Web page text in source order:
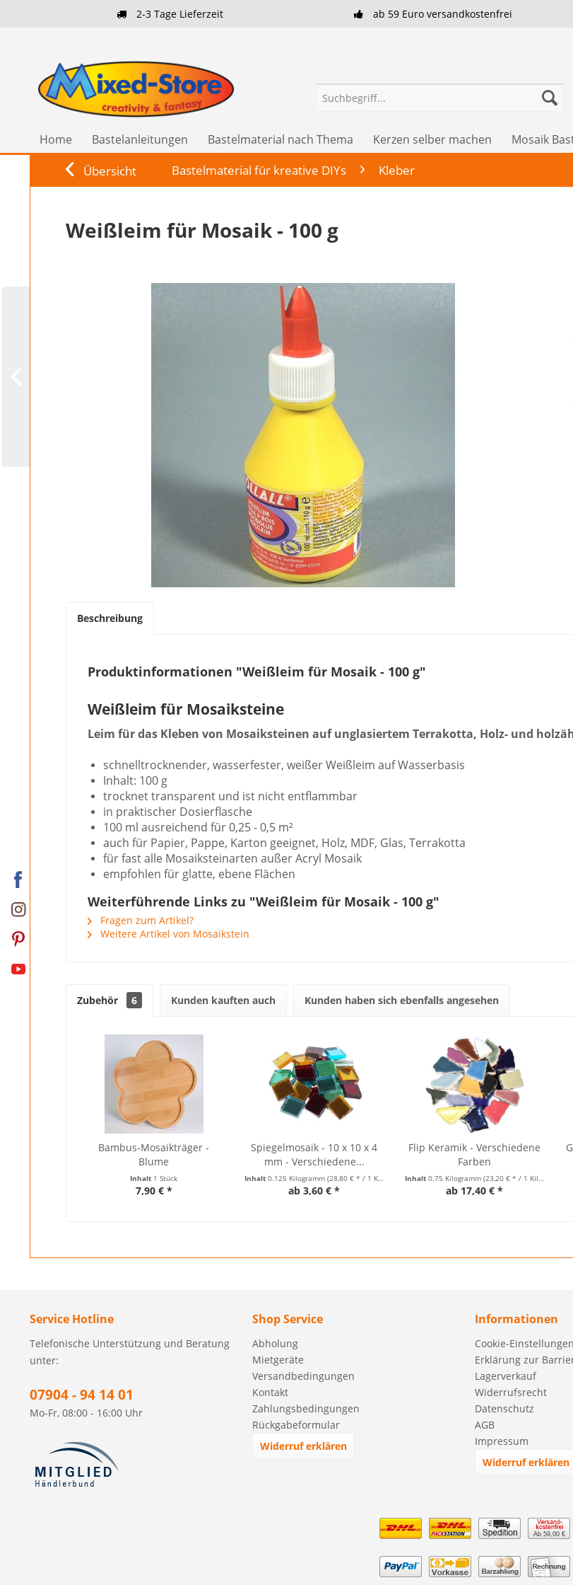
2-3 Tage Lieferzeit ab 59 Euro versandkostenfrei
Home Bastelanleitungen Bastelmaterial nach Thema Kerzen selber machen Mosaik
Übersicht Bastelmaterial für kreative DIYs Kleber
Weißleim für Mosaik - 100 g
Beschreibung
Produktinformationen "Weißleim für Mosaik - 100 g"
Weißleim für Mosaiksteine
Leim für das Kleben von Mosaiksteinen auf unglasiertem Terrakotta, Holz- und
schnelltrocknender, wasserfester, weißer Weißleim auf Wasserbasis
Inhalt: 100 g
trocknet transparent und ist nicht entflammbar
in praktischer Dosierflasche
100 ml ausreichend für 0,25 - 0,5 m²
auch für Papier, Pappe, Karton geeignet, Holz, MDF, Glas, Terrakotta
für fast alle Mosaiksteinarten außer Acryl Mosaik
empfohlen für glatte, ebene Flächen
Weiterführende Links zu "Weißleim für Mosaik - 100 g"
Fragen zum Artikel?
Weitere Artikel von Mosaikstein
Zubehör 6 Kunden kauften auch Kunden haben sich ebenfalls angesehen
Bambus-Mosaikträger -
Blume
Inhalt 1 Stück
7,90 € *
Spiegelmosaik - 10 x 10 x 4
mm - Verschiedene...
Inhalt0.125 Kilogramm(28,80 € * / 1 Kilogramm)
ab 3,60 € *
Flip Keramik - Verschiedene
Farben
Inhalt0.75 Kilogramm(23,20 € * / 1 Kilogramm)
ab 17,40 € *
Service Hotline
Telefonische Unterstützung und Beratung
unter:
07904 - 94 14 01
Mo-Fr, 08:00 - 16:00 Uhr
Shop Service
Abholung
Mietgeräte
Versandbedingungen
Kontakt
Zahlungsbedingungen
Rückgabeformular
Widerruf erklären
Informationen
Cookie-Einstellungen
Erklärung zur
Lagerverkauf
Widerrufsrecht
Datenschutz
AGB
Impressum
Widerruf erklären
Ab 59,00 €